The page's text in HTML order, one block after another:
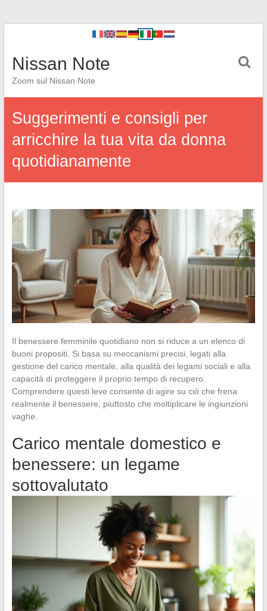
Nissan Note
Zoom sul Nissan Note
Suggerimenti e consigli per
arricchire la tua vita da donna
quotidianamente
Il benessere femminile quotidiano non si riduce a un elenco di
buoni propositi. Si basa su meccanismi precisi, legati alla
gestione del carico mentale, alla qualità dei legami sociali e alla
capacità di proteggere il proprio tempo di recupero.
Comprendere questi leve consente di agire su ciò che frena
realmente il benessere, piuttosto che moltiplicare le ingiunzioni
vaghe.
Carico mentale domestico e
benessere: un legame
sottovalutato